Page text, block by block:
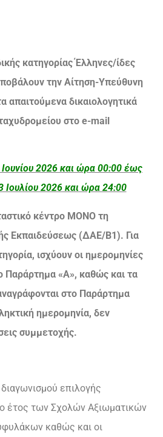
κατηγορίας Έλληνες/ίδες
την Αίτηση-Υπεύθυνη
δικαιολογητικά
στο e-mail
2026 και ώρα 00:00 έως
Ιουλίου 2026 και ώρα 24:00
κέντρο ΜΟΝΟ τη
Εκπαιδεύσεως (ΔΑΕ/Β1). Για
ισχύουν οι ημερομηνίες
Παράρτημα «Α», καθώς και τα
στο Παράρτημα
ημερομηνία, δεν
συμμετοχής.
επιλογής
έτος των Σχολών Αξιωματικών
καθώς και οι